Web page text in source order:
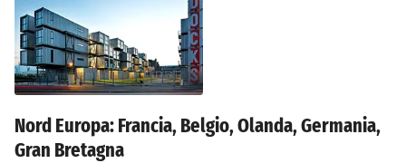
Nord Europa: Francia, Belgio, Olanda, Germania,
Gran Bretagna